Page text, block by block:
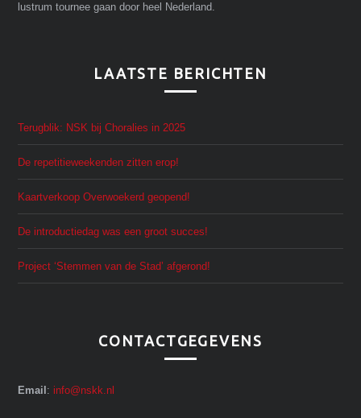
lustrum tournee gaan door heel Nederland.
LAATSTE BERICHTEN
Terugblik: NSK bij Choralies in 2025
De repetitieweekenden zitten erop!
Kaartverkoop Overwoekerd geopend!
De introductiedag was een groot succes!
Project ‘Stemmen van de Stad’ afgerond!
CONTACTGEGEVENS
Email : info@nskk.nl